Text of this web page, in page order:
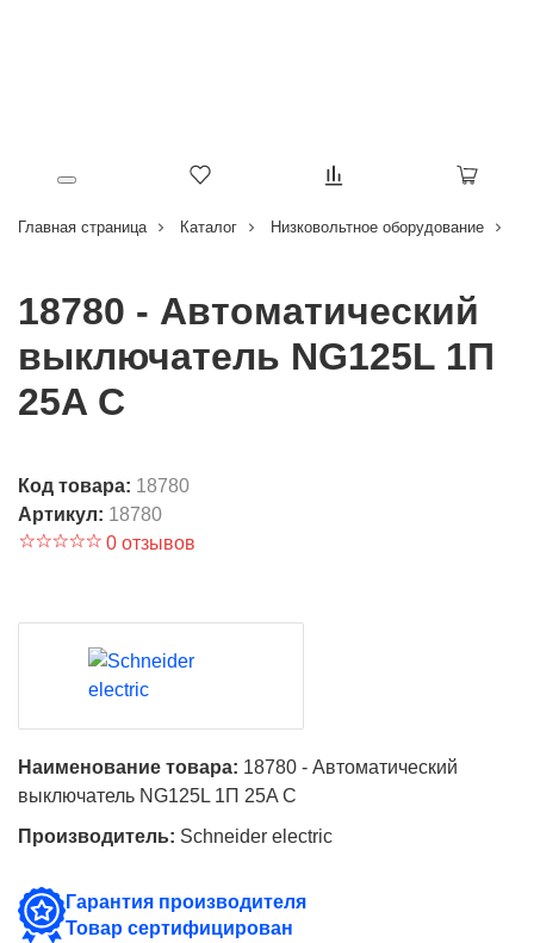
Главная страница Каталог Низковольтное оборудование
18780 - Автоматический
выключатель NG125L 1П
25A C
Код товара: 18780
Артикул: 18780
0 отзывов
Наименование товара: 18780 - Автоматический
выключатель NG125L 1П 25A C
Производитель: Schneider electric
Гарантия производителя
Товар сертифицирован